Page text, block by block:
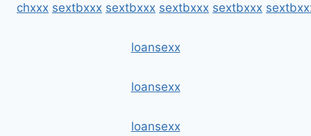
chxxx sextbxxx sextbxxx sextbxxx sextbxxx
loansexx
loansexx
loansexx